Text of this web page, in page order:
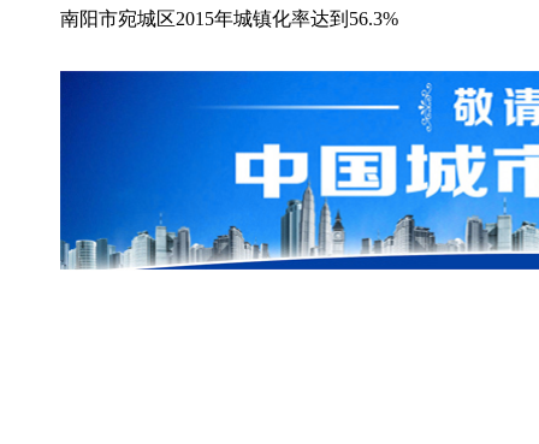
南阳市宛城区2015年城镇化率达到56.3%